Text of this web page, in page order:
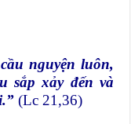
nguyện luôn,
sắp xảy đến và
(Lc 21,36)